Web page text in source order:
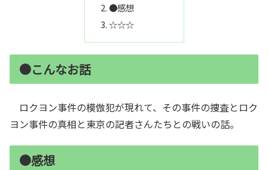
●感想
☆☆☆
●こんなお話
ロクヨン事件の模倣犯が現れて、その事件の捜査とロク
ヨン事件の真相と東京の記者さんたちとの戦いの話。
●感想